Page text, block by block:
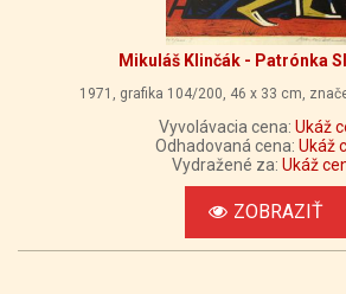
Mikuláš Klinčák - Patrónka
1971, grafika 104/200, 46 x 33 cm,
Vyvolávacia cena: Ukáž
Odhadovaná cena: Ukáž
Vydražené za: Ukáž
ZOBRAZIŤ